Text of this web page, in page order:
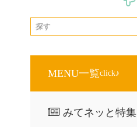
MENU一覧click♪
みてネッと特集